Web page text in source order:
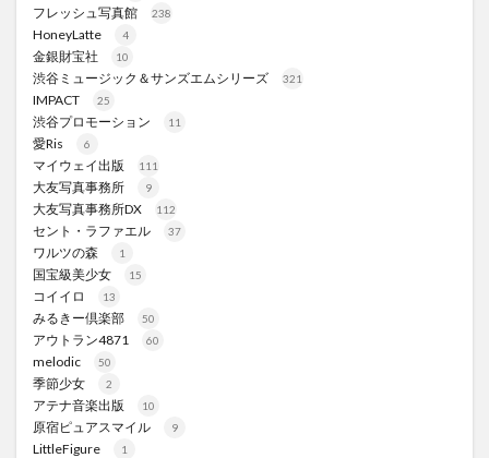
フレッシュ写真館 238
HoneyLatte 4
金銀財宝社 10
渋谷ミュージック＆サンズエムシリーズ 321
IMPACT 25
渋谷プロモーション 11
愛Ris 6
マイウェイ出版 111
大友写真事務所 9
大友写真事務所DX 112
セント・ラファエル 37
ワルツの森 1
国宝級美少女 15
コイイロ 13
みるきー倶楽部 50
アウトラン4871 60
melodic 50
季節少女 2
アテナ音楽出版 10
原宿ピュアスマイル 9
LittleFigure 1